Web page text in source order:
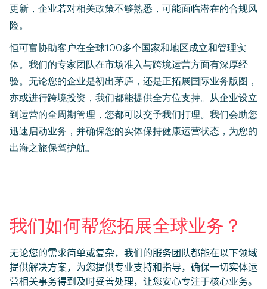
更新，企业若对相关政策不够熟悉，可能面临潜在的合规风
险。
恒可富协助客户在全球100多个国家和地区成立和管理实
体。我们的专家团队在市场准入与跨境运营方面有深厚经
验。无论您的企业是初出茅庐，还是正拓展国际业务版图，
亦或进行跨境投资，我们都能提供全方位支持。从企业设立
到运营的全周期管理，您都可以交予我们打理。我们会助您
迅速启动业务，并确保您的实体保持健康运营状态，为您的
出海之旅保驾护航。
我们如何帮您拓展全球业务？
无论您的需求简单或复杂，我们的服务团队都能在以下领域
提供解决方案，为您提供专业支持和指导，确保一切实体运
营相关事务得到及时妥善处理，让您安心专注于核心业务。